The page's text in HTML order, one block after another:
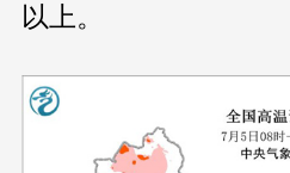
以上。